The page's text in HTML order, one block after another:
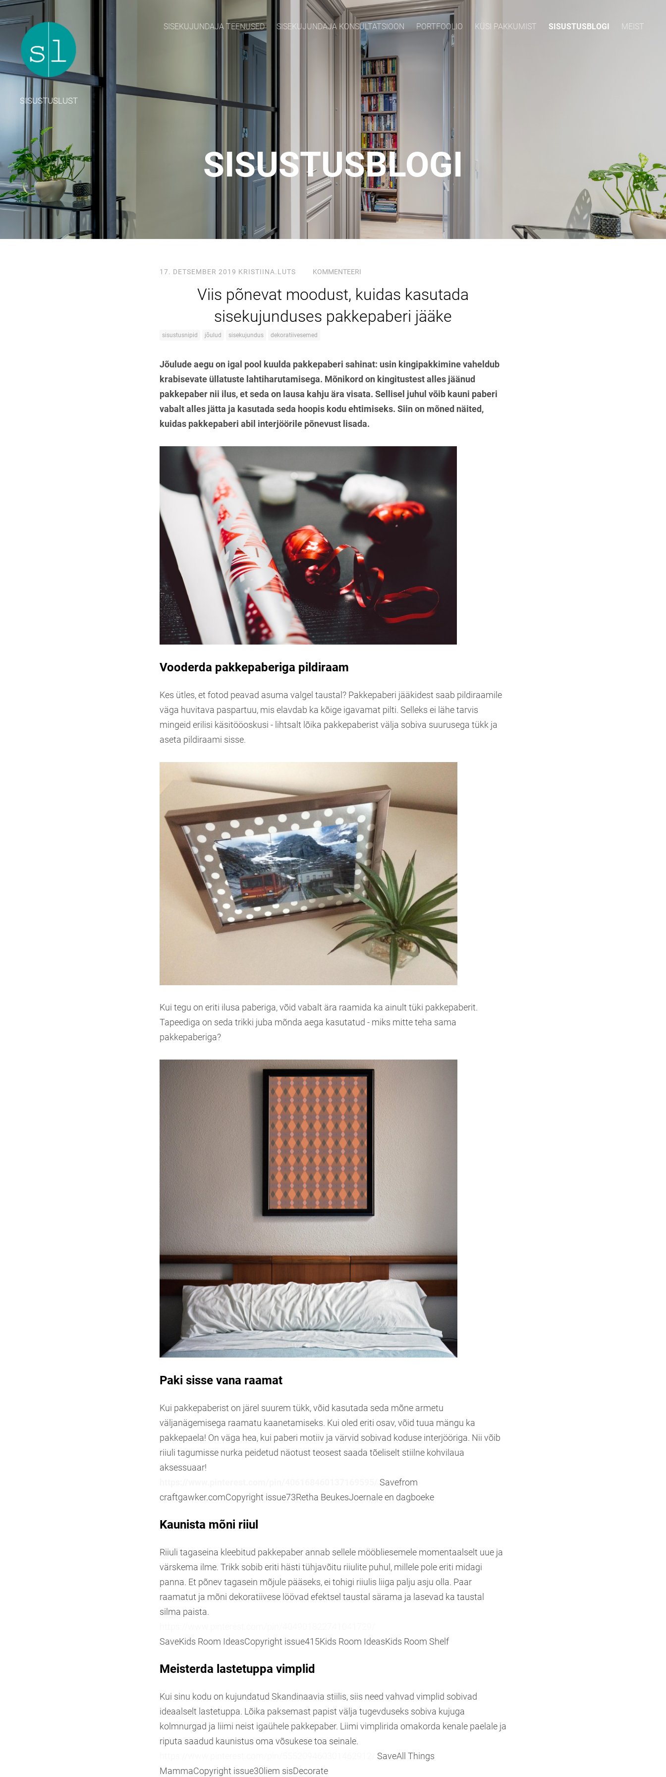
SISUSTUSLUST
SISEKUJUNDAJA TEENUSED SISEKUJUNDAJA KONSULTATSIOON PORTFOOLIO KÜSI PAKKUMIST SISUSTUSBLOGI MEIST
SISUSTUSBLOGI
17. DETSEMBER 2019 KRISTIINA.LUTS KOMMENTEERI
Viis põnevat moodust, kuidas kasutada
sisekujunduses pakkepaberi jääke
sisustusnipid jõulud sisekujundus dekoratiivesemed
Jõulude aegu on igal pool kuulda pakkepaberi sahinat: usin kingipakkimine vaheldub
krabisevate üllatuste lahtiharutamisega. Mõnikord on kingitustest alles jäänud
pakkepaber nii ilus, et seda on lausa kahju ära visata. Sellisel juhul võib kauni paberi
vabalt alles jätta ja kasutada seda hoopis kodu ehtimiseks. Siin on mõned näited,
kuidas pakkepaberi abil interjöörile põnevust lisada.
Vooderda pakkepaberiga pildiraam
Kes ütles, et fotod peavad asuma valgel taustal? Pakkepaberi jääkidest saab pildiraamile
väga huvitava paspartuu, mis elavdab ka kõige igavamat pilti. Selleks ei lähe tarvis
mingeid erilisi käsitööoskusi - lihtsalt lõika pakkepaberist välja sobiva suurusega tükk ja
aseta pildiraami sisse.
Kui tegu on eriti ilusa paberiga, võid vabalt ära raamida ka ainult tüki pakkepaberit.
Tapeediga on seda trikki juba mõnda aega kasutatud - miks mitte teha sama
pakkepaberiga?
Paki sisse vana raamat
Kui pakkepaberist on järel suurem tükk, võid kasutada seda mõne armetu
väljanägemisega raamatu kaanetamiseks. Kui oled eriti osav, võid tuua mängu ka
pakkepaela! On väga hea, kui paberi motiiv ja värvid sobivad koduse interjööriga. Nii võib
riiuli tagumisse nurka peidetud näotust teosest saada tõeliselt stiilne kohvilaua
aksessuaar!
Savefrom
craftgawker.comCopyright issue73Retha BeukesJoernale en dagboeke
Kaunista mõni riiul
Riiuli tagaseina kleebitud pakkepaber annab sellele mööbliesemele momentaalselt uue ja
värskema ilme. Trikk sobib eriti hästi tühjavõitu riiulite puhul, millele pole eriti midagi
panna. Et põnev tagasein mõjule pääseks, ei tohigi riiulis liiga palju asju olla. Paar
raamatut ja mõni dekoratiivese löövad efektsel taustal särama ja lasevad ka taustal
silma paista.
SaveKids Room IdeasCopyright issue415Kids Room IdeasKids Room Shelf
Meisterda lastetuppa vimplid
Kui sinu kodu on kujundatud Skandinaavia stiilis, siis need vahvad vimplid sobivad
ideaalselt lastetuppa. Lõika paksemast papist välja tugevduseks sobiva kujuga
kolmnurgad ja liimi neist igaühele pakkepaber. Liimi vimplirida omakorda kenale paelale ja
riputa saadud kaunistus oma võsukese toa seinale.
SaveAll Things
MammaCopyright issue30 liem sisDecorate